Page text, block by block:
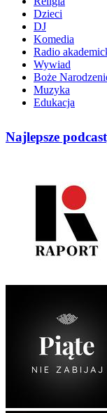
Dzieci
DJ
Komedia
Radio
Wywiad
Boże
Muzyka
Edukacja
Najlepsze